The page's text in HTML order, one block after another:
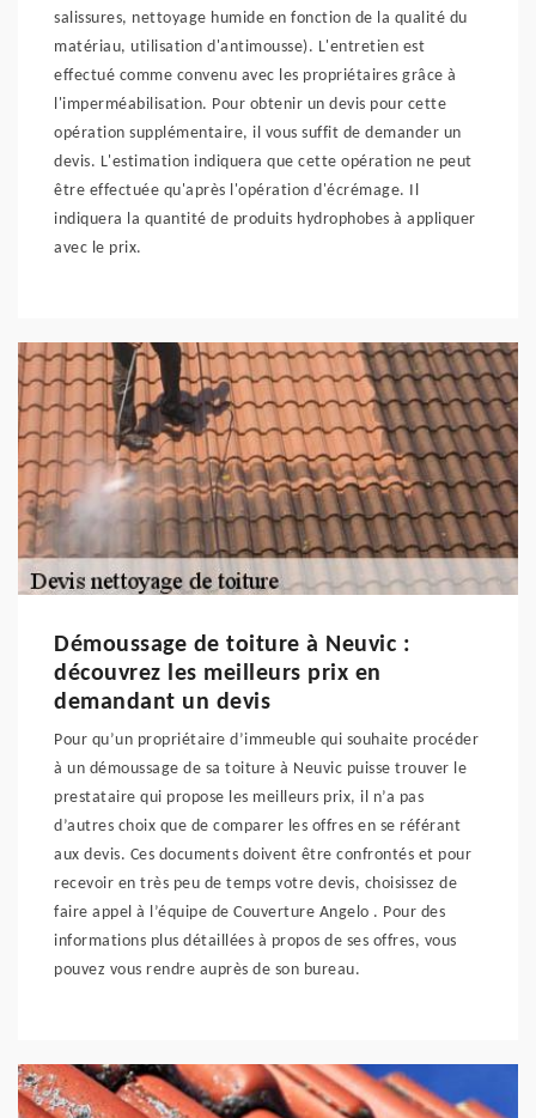
salissures, nettoyage humide en fonction de la qualité du
matériau, utilisation d'antimousse). L'entretien est
effectué comme convenu avec les propriétaires grâce à
l'imperméabilisation. Pour obtenir un devis pour cette
opération supplémentaire, il vous suffit de demander un
devis. L'estimation indiquera que cette opération ne peut
être effectuée qu'après l'opération d'écrémage. Il
indiquera la quantité de produits hydrophobes à appliquer
avec le prix.
Démoussage de toiture à Neuvic :
découvrez les meilleurs prix en
demandant un devis
Pour qu’un propriétaire d’immeuble qui souhaite procéder
à un démoussage de sa toiture à Neuvic puisse trouver le
prestataire qui propose les meilleurs prix, il n’a pas
d’autres choix que de comparer les offres en se référant
aux devis. Ces documents doivent être confrontés et pour
recevoir en très peu de temps votre devis, choisissez de
faire appel à l’équipe de Couverture Angelo . Pour des
informations plus détaillées à propos de ses offres, vous
pouvez vous rendre auprès de son bureau.